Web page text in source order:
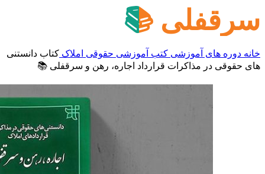
سرقفلی 📚
خانه دوره های آموزشی کتب آموزشی حقوقی املاک کتاب دانستنی
های حقوقی در مذاکرات قرارداد اجاره، رهن و سرقفلی 📚